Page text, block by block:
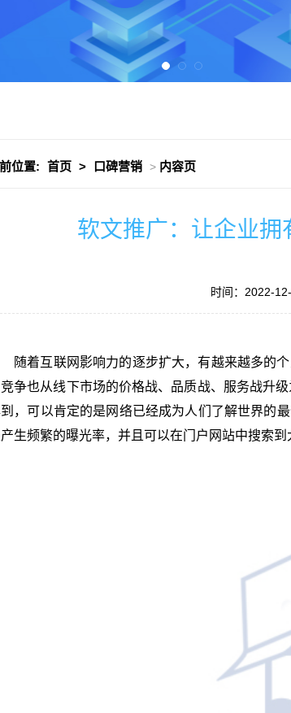
位置: 首页 > 口碑营销 > 内容页
软文推广：让企业
时间：2022-
随着互联网 影响力的逐步扩大，有越来越多的
争也从线下市场的价格战、品质战、服务战升
，可以肯定的是 网络已经成为人们了解世界的
生频繁的曝光率，并且可以在门户 网站中搜索到